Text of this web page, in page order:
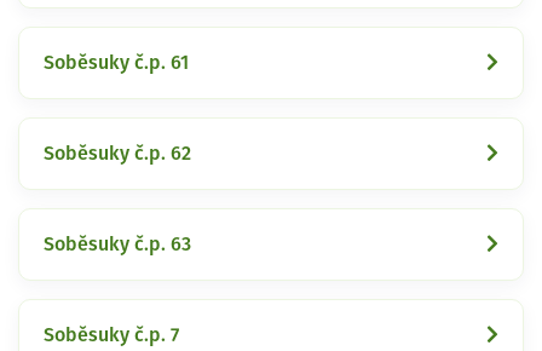
Soběsuky č.p. 61
Soběsuky č.p. 62
Soběsuky č.p. 63
Soběsuky č.p. 7